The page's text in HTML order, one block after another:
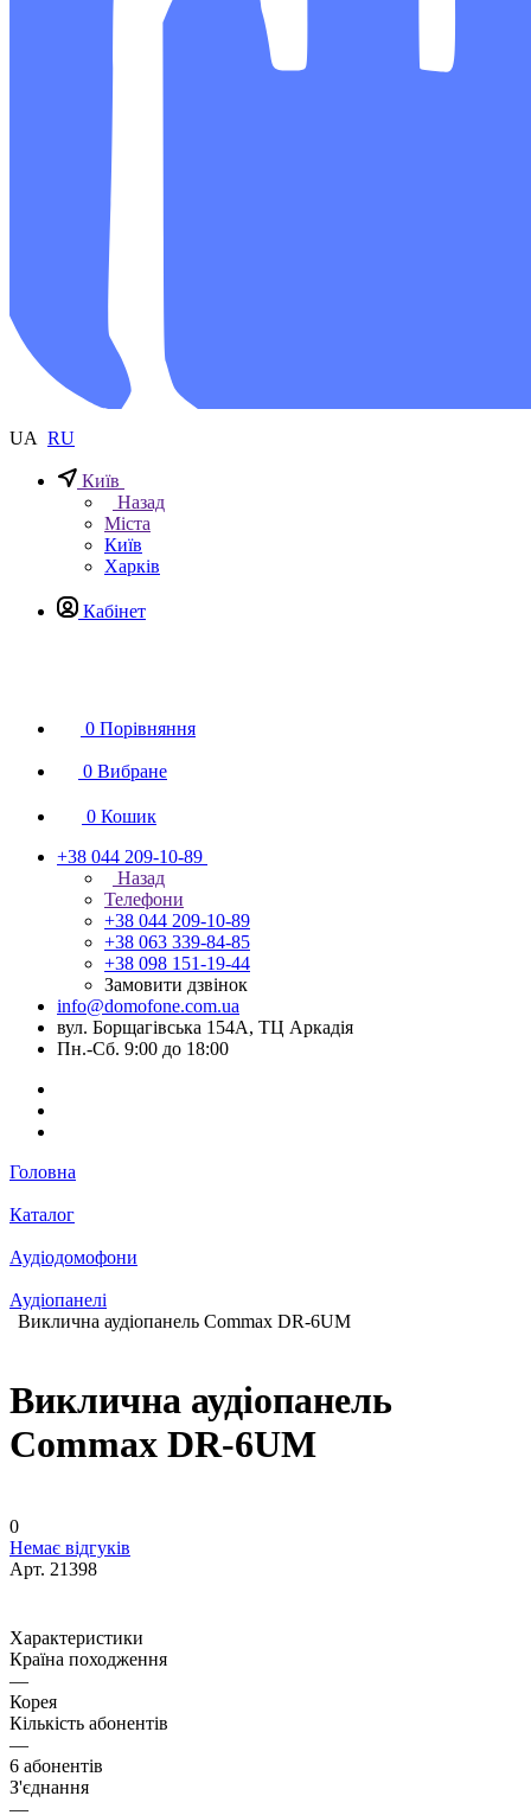
UA RU
Київ
Назад
Міста
Київ
Харків
Кабінет
0 Порівняння
0 Вибране
0 Кошик
+38 044 209-10-89
Назад
Телефони
+38 044 209-10-89
+38 063 339-84-85
+38 098 151-19-44
Замовити дзвінок
info@domofone.com.ua
вул. Борщагівська 154А, ТЦ Аркадія
Пн.-Сб. 9:00 до 18:00
Головна
Каталог
Аудіодомофони
Аудіопанелі
Виклична аудіопанель Commax DR-6UM
Виклична аудіопанель
Commax DR-6UM
0
Немає відгуків
Арт. 21398
Характеристики
Країна походження
—
Корея
Кількість абонентів
—
6 абонентів
З'єднання
—